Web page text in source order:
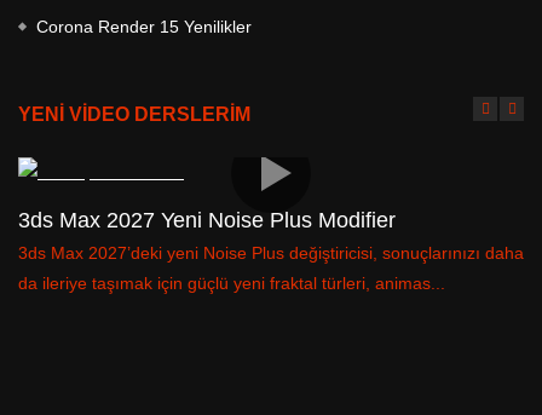
Corona Render 15 Yenilikler
YENİ VİDEO DERSLERİM
3ds Max 2027 Yeni Noise Plus Modifier
3ds Max 2027’deki yeni Noise Plus değiştiricisi, sonuçlarınızı daha
da ileriye taşımak için güçlü yeni fraktal türleri, animas...